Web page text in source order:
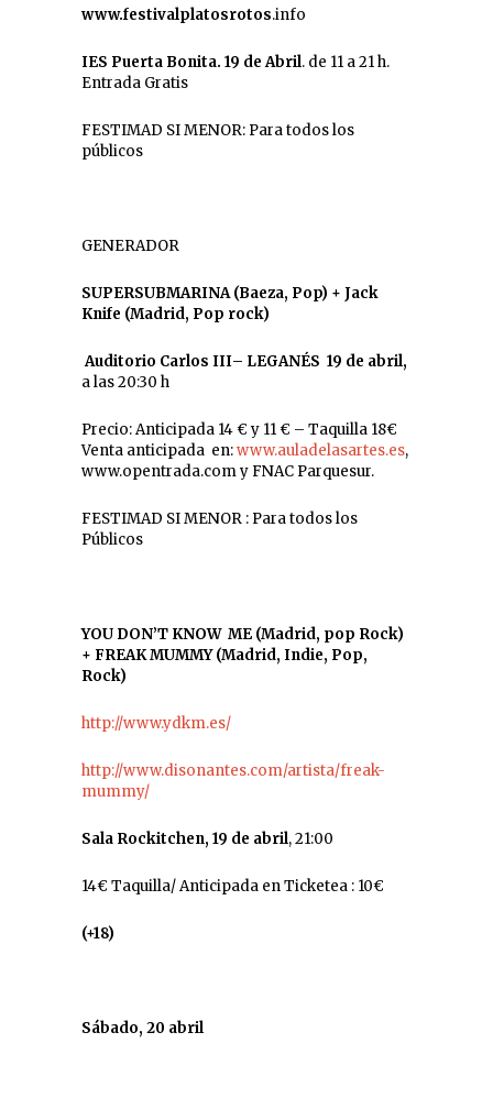
www.festivalplatosrotos.info
IES Puerta Bonita. 19 de Abril. de 11 a 21 h.
Entrada Gratis
FESTIMAD SI MENOR: Para todos los
públicos
GENERADOR
SUPERSUBMARINA (Baeza, Pop) + Jack
Knife (Madrid, Pop rock)
Auditorio Carlos III– LEGANÉS 19 de abril,
a las 20:30 h
Precio: Anticipada 14 € y 11 € – Taquilla 18€
Venta anticipada en:www.auladelasartes.es,
www.opentrada.com y FNAC Parquesur.
FESTIMAD SI MENOR : Para todos los
Públicos
YOU DON’T KNOW ME (Madrid, pop Rock)
+ FREAK MUMMY(Madrid, Indie, Pop,
Rock)
http://www.ydkm.es/
http://www.disonantes.com/artista/freak-
mummy/
Sala Rockitchen, 19 de abril, 21:00
14€ Taquilla/ Anticipada en Ticketea : 10€
(+18)
Sábado, 20 abril